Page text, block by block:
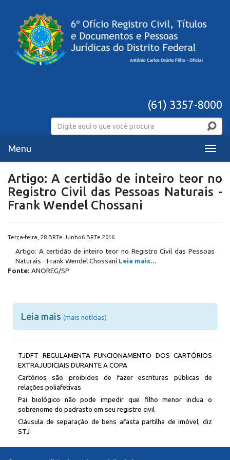
(61) 3357-8000
Menu
Menu
Artigo: A certidão de inteiro teor no
Registro Civil das Pessoas Naturais -
Frank Wendel Chossani
Terça-feira, 28 BRTe Junho6 BRTe 2016
Artigo: A certidão de inteiro teor no Registro Civil das Pessoas
Naturais - Frank Wendel Chossani Leia mais...
Fonte: ANOREG/SP
Leia mais (mais notícias)
TJDFT REGULAMENTA FUNCIONAMENTO DOS CARTÓRIOS
EXTRAJUDICIAIS DURANTE A COPA
Cartórios são proibidos de fazer escrituras públicas de
relações poliafetivas
Pai biológico não pode impedir que filho menor inclua o
sobrenome do padrasto em seu registro civil
Cláusula de separação de bens afasta partilha de imóvel, diz
STJ